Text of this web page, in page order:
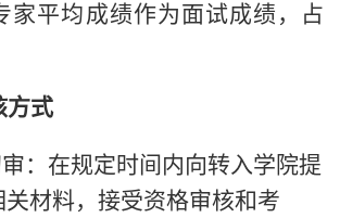
家平均成绩作为面试成绩，占
方式
：在规定时间内向转入学院提
材料，接受资格审核和考